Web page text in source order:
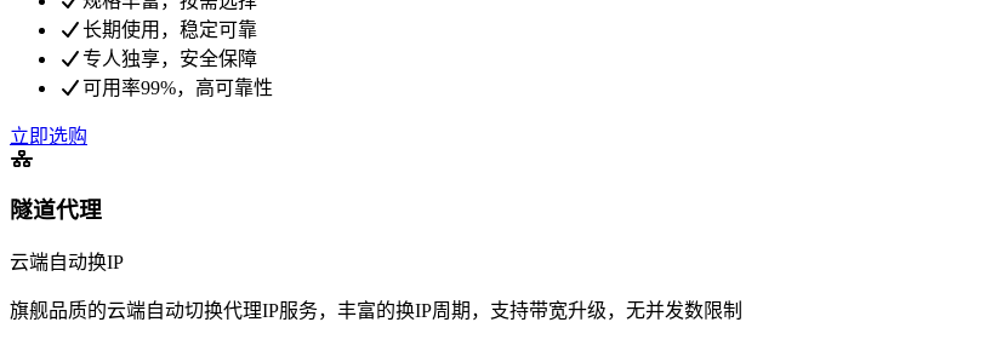
长期使用，稳定可靠
专人独享，安全保障
可用率99%，高可靠性
立即选购
隧道代理
云端自动换IP
旗舰品质的云端自动切换代理IP服务，丰富的换IP周期，支持带宽升级，无并发数限制